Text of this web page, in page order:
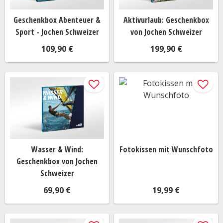
WMF Fondue
Cocktail Shaker Set Edelstahl
WMF Smoothie Maker
Fußreflexzonen-Massagerät
Funk Wetterstation
Mini Arcade Maschine
Flaschenkühler für Wein und Sekt
Lego Technic
Beer Pong Becherset
Rituals Auto Parfüm
Steakbesteck
Fitness Tracker/
Yogamatte
FAQs
Geschenkbox Abenteuer &
Sport - Jochen Schweizer
109,90 €
Aktivurlaub: Geschenkbox
von Jochen Schweizer
199,90 €
Wasser & Wind:
Geschenkbox von Jochen
Schweizer
69,90 €
Fotokissen mit Wunschfoto
19,99 €